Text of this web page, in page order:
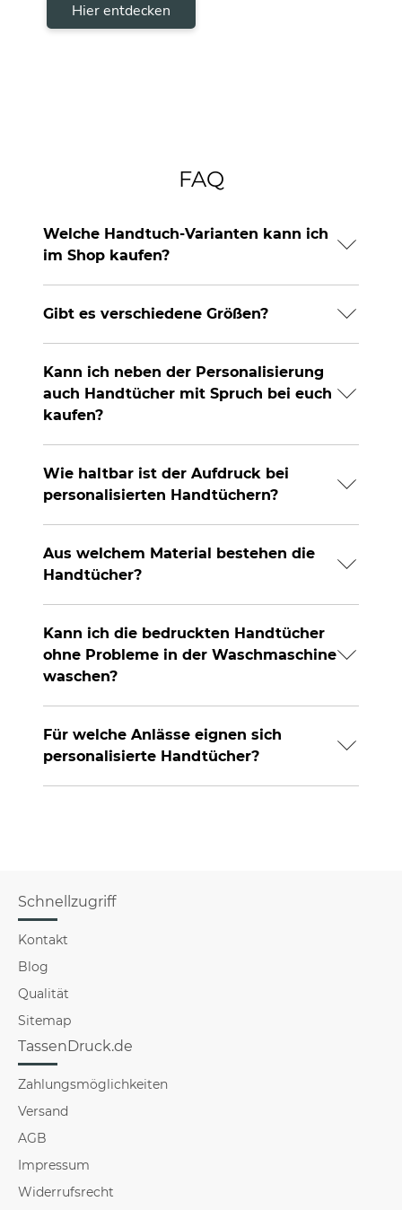
Hier entdecken
FAQ
Welche Handtuch-Varianten kann ich
im Shop kaufen?
Gibt es verschiedene Größen?
Kann ich neben der Personalisierung
auch Handtücher mit Spruch bei euch
kaufen?
Wie haltbar ist der Aufdruck bei
personalisierten Handtüchern?
Aus welchem Material bestehen die
Handtücher?
Kann ich die bedruckten Handtücher
ohne Probleme in der Waschmaschine
waschen?
Für welche Anlässe eignen sich
personalisierte Handtücher?
Schnellzugriff
Kontakt
Blog
Qualität
Sitemap
TassenDruck.de
Zahlungsmöglichkeiten
Versand
AGB
Impressum
Widerrufsrecht